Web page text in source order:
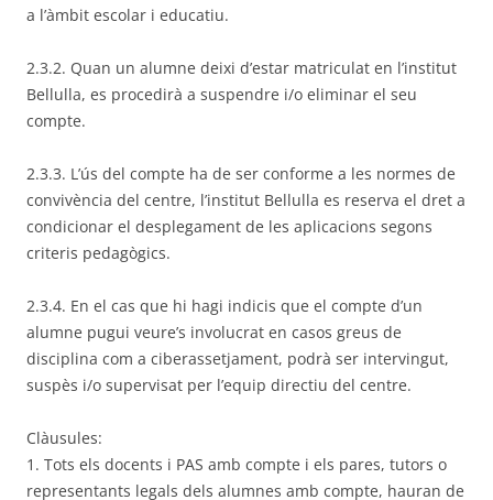
a l’àmbit escolar i educatiu.
2.3.2. Quan un alumne deixi d’estar matriculat en l’institut
Bellulla, es procedirà a suspendre i/o eliminar el seu
compte.
2.3.3. L’ús del compte ha de ser conforme a les normes de
convivència del centre, l’institut Bellulla es reserva el dret a
condicionar el desplegament de les aplicacions segons
criteris pedagògics.
2.3.4. En el cas que hi hagi indicis que el compte d’un
alumne pugui veure’s involucrat en casos greus de
disciplina com a ciberassetjament, podrà ser intervingut,
suspès i/o supervisat per l’equip directiu del centre.
Clàusules:
1. Tots els docents i PAS amb compte i els pares, tutors o
representants legals dels alumnes amb compte, hauran de